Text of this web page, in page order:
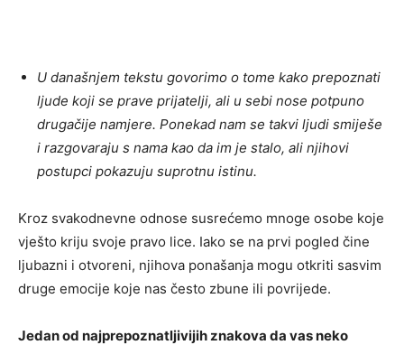
U današnjem tekstu govorimo o tome kako prepoznati
ljude koji se prave prijatelji, ali u sebi nose potpuno
drugačije namjere. Ponekad nam se takvi ljudi smiješe
i razgovaraju s nama kao da im je stalo, ali njihovi
postupci pokazuju suprotnu istinu.
Kroz svakodnevne odnose susrećemo mnoge osobe koje
vješto kriju svoje pravo lice. Iako se na prvi pogled čine
ljubazni i otvoreni, njihova ponašanja mogu otkriti sasvim
druge emocije koje nas često zbune ili povrijede.
Jedan od najprepoznatljivijih znakova da vas neko